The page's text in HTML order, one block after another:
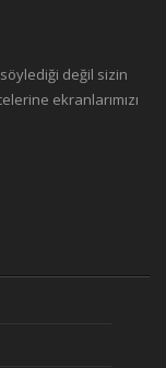
değil sizin
ekranlarımızı